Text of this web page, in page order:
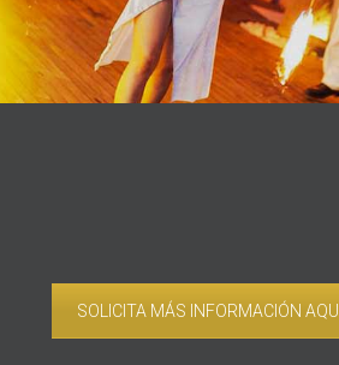
SOLICITA MÁS INFORMACIÓN AQUÍ